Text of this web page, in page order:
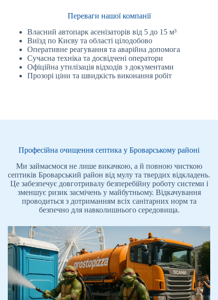
Переваги нашої компанії
Власний автопарк асенізаторів від 5 до 15 м³
Виїзд по Києву та області цілодобово
Оперативне реагування та аварійна допомога
Сучасна техніка та досвідчені оператори
Офіційна утилізація відходів з документами
Прозорі ціни та швидкість виконання робіт
Професійна очищення септика у Броварському районі
Ми займаємося не лише викачкою, а й повною чисткою
септиків Броварський район від мулу та твердих відкладень.
Це забезпечує довготривалу безперебійну роботу системи і
зменшує ризик засмічень у майбутньому. Відкачування
проводиться з дотриманням всіх санітарних норм та
безпечно для навколишнього середовища.